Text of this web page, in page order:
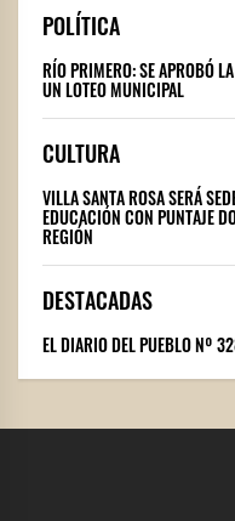
POLÍTICA
RÍO PRIMERO: SE APROBÓ
UN LOTEO MUNICIPAL
CULTURA
VILLA SANTA ROSA SERÁ
EDUCACIÓN CON PUNTAJE
REGIÓN
DESTACADAS
EL DIARIO DEL PUEBLO Nº